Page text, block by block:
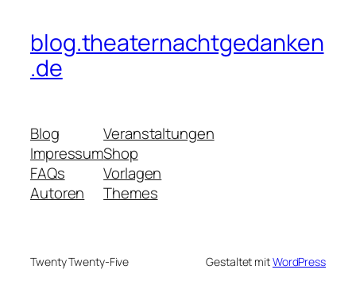
blog.theaternachtgedanken
.de
Blog
Impressum
FAQs
Autoren
Veranstaltungen
Shop
Vorlagen
Themes
Twenty Twenty-Five Gestaltet mitWordPress